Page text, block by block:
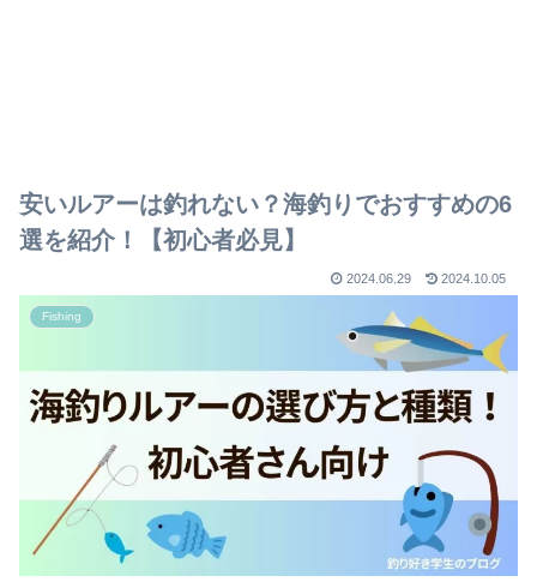
安いルアーは釣れない？海釣りでおすすめの6
選を紹介！【初心者必見】
2024.06.29 2024.10.05
Fishing